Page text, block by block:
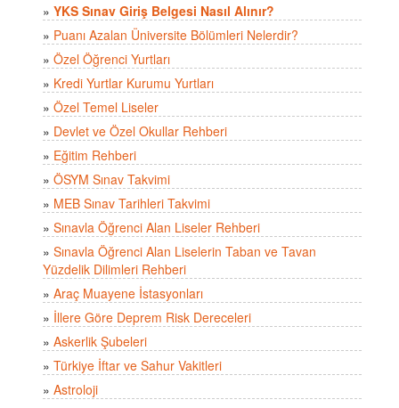
» YKS Sınav Giriş Belgesi Nasıl Alınır?
» Puanı Azalan Üniversite Bölümleri Nelerdir?
» Özel Öğrenci Yurtları
» Kredi Yurtlar Kurumu Yurtları
» Özel Temel Liseler
» Devlet ve Özel Okullar Rehberi
» Eğitim Rehberi
» ÖSYM Sınav Takvimi
» MEB Sınav Tarihleri Takvimi
» Sınavla Öğrenci Alan Liseler Rehberi
» Sınavla Öğrenci Alan Liselerin Taban ve Tavan
Yüzdelik Dilimleri Rehberi
» Araç Muayene İstasyonları
» İllere Göre Deprem Risk Dereceleri
» Askerlik Şubeleri
» Türkiye İftar ve Sahur Vakitleri
» Astroloji